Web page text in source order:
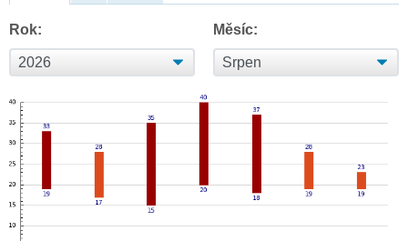
Rok: Měsíc: